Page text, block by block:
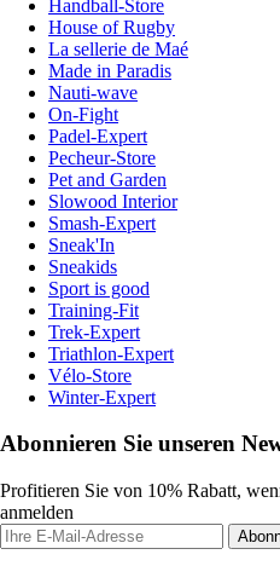
Handball-Store
House of Rugby
La sellerie de Maé
Made in Paradis
Nauti-wave
On-Fight
Padel-Expert
Pecheur-Store
Pet and Garden
Slowood Interior
Smash-Expert
Sneak'In
Sneakids
Sport is good
Training-Fit
Trek-Expert
Triathlon-Expert
Vélo-Store
Winter-Expert
Abonnieren Sie unseren
Profitieren Sie von 10% Rabatt,
anmelden